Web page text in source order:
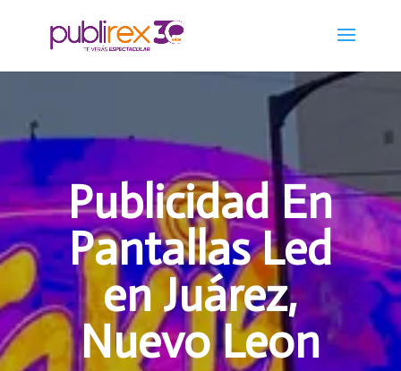
Publicidad En
Pantallas Led
en Juárez,
Nuevo Leon